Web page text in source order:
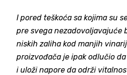
I pored teškoća sa kojima su
pre svega nezadovoljavajuće
niskih zaliha kod manjih
proizvođača je ipak odlučio
i uloži napore da održi